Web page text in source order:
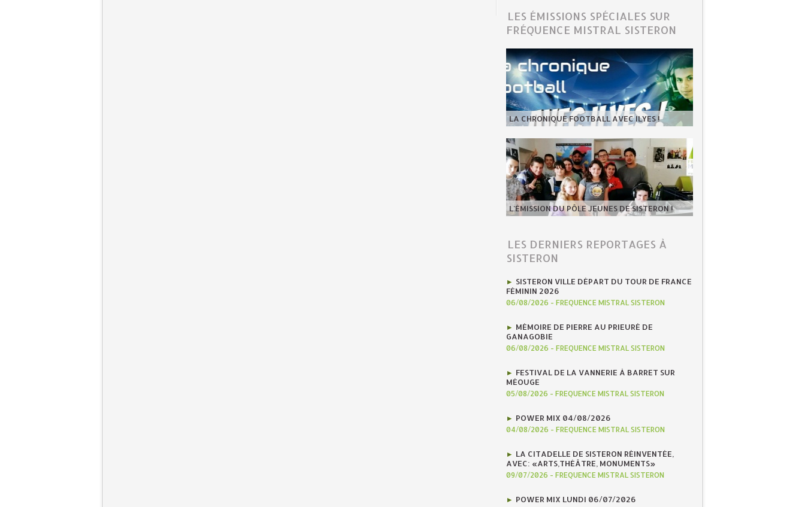
LES ÉMISSIONS SPÉCIALES SUR
FRÉQUENCE MISTRAL SISTERON
LA CHRONIQUE FOOTBALL AVEC ILYES !
L'ÉMISSION DU PÔLE JEUNES DE SISTERON !
LES DERNIERS REPORTAGES À
SISTERON
SISTERON VILLE DÉPART DU TOUR DE FRANCE
FÉMININ 2026
06/08/2026 - FREQUENCE MISTRAL SISTERON
MÉMOIRE DE PIERRE AU PRIEURÉ DE
GANAGOBIE
06/08/2026 - FREQUENCE MISTRAL SISTERON
FESTIVAL DE LA VANNERIE À BARRET SUR
MÉOUGE
05/08/2026 - FREQUENCE MISTRAL SISTERON
POWER MIX 04/08/2026
04/08/2026 - FREQUENCE MISTRAL SISTERON
LA CITADELLE DE SISTERON RÉINVENTÉE,
AVEC: «ARTS,THÉÂTRE, MONUMENTS»
09/07/2026 - FREQUENCE MISTRAL SISTERON
POWER MIX LUNDI 06/07/2026